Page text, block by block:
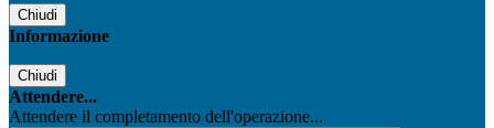
Chiudi
Informazione
Chiudi
Attendere...
Attendere il completamento dell'operazione...